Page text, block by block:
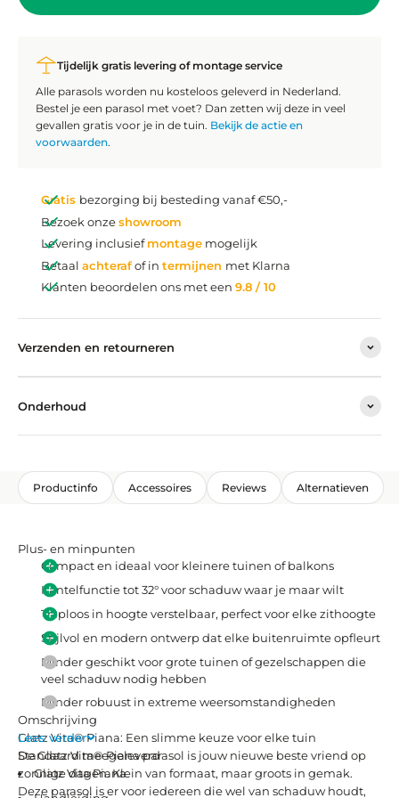
Tijdelijk gratis levering of montage service
Alle parasols worden nu kosteloos geleverd in Nederland.
Bestel je een parasol met voet? Dan zetten wij deze in veel
gevallen gratis voor je in de tuin. Bekijk de actie en
voorwaarden.
Gratis bezorging bij besteding vanaf €50,-
Bezoek onzeshowroom
Levering inclusiefmontage mogelijk
Betaal achterafof in termijnen met Klarna
Klanten beoordelen ons met een 9.8 / 10
Verzenden en retourneren
Onderhoud
Productinfo Accessoires Reviews Alternatieven
Plus- en minpunten
Compact en ideaal voor kleinere tuinen of balkons
Kantelfunctie tot 32° voor schaduw waar je maar wilt
Traploos in hoogte verstelbaar, perfect voor elke zithoogte
Stijlvol en modern ontwerp dat elke buitenruimte opfleurt
Minder geschikt voor grote tuinen of gezelschappen die
veel schaduw nodig hebben
Minder robuust in extreme weersomstandigheden
Omschrijving
Glatz Vita® Piana: Een slimme keuze voor elke tuin
De Glatz Vita® Piana parasol is jouw nieuwe beste vriend op
zonnige dagen. Klein van formaat, maar groots in gemak.
Deze parasol is er voor iedereen die wel van schaduw houdt,
Lees verder
Standaard meegeleverd
Glatz Vita Piana